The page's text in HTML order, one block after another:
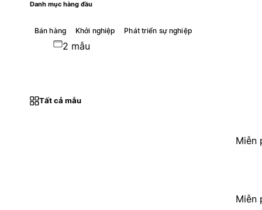
Danh mục hàng đầu
Bán hàng Khởi nghiệp Phát triển sự nghiệp
2 mẫu
Tất cả mẫu
Miễn
Miễn